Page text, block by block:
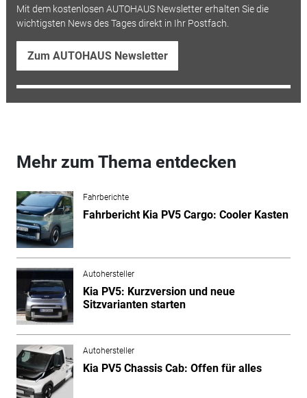
Mit dem kostenlosen AUTOHAUS Newsletter erhalten Sie die
wichtigsten News des Tages direkt in Ihr Postfach.
Zum AUTOHAUS Newsletter
Mehr zum Thema entdecken
Fahrberichte
Fahrbericht Kia PV5 Cargo: Cooler Kasten
Autohersteller
Kia PV5: Kurzversion und neue
Sitzvarianten starten
Autohersteller
Kia PV5 Chassis Cab: Offen für alles